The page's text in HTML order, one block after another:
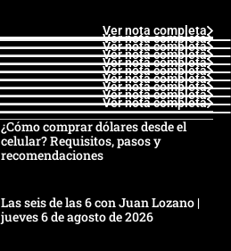
Ver nota completa
Ver nota completa
Ver nota completa
Ver nota completa
Ver nota completa
Ver nota completa
Ver nota completa
Ver nota completa
Ver nota completa
Ver nota completa
¿Cómo comprar dólares desde el
celular? Requisitos, pasos y
recomendaciones
Las seis de las 6 con Juan Lozano |
jueves 6 de agosto de 2026